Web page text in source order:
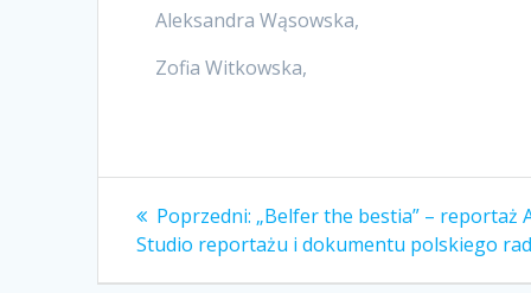
Aleksandra Wąsowska,
Zofia Witkowska,
Nawigacja
wpisu
Poprzedni: Poprzedni
wpis:
„Belfer the bestia” – reportaż
Studio reportażu i dokumentu polskiego